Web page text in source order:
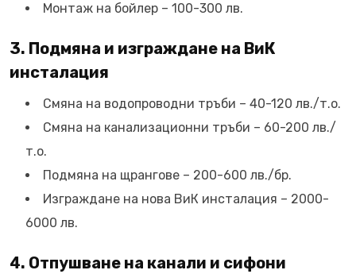
Монтаж на бойлер – 100-300 лв.
3. Подмяна и изграждане на ВиК
инсталация
Смяна на водопроводни тръби – 40-120 лв./т.о.
Смяна на канализационни тръби – 60-200 лв./
т.о.
Подмяна на щрангове – 200-600 лв./бр.
Изграждане на нова ВиК инсталация – 2000-
6000 лв.
4. Отпушване на канали и сифони